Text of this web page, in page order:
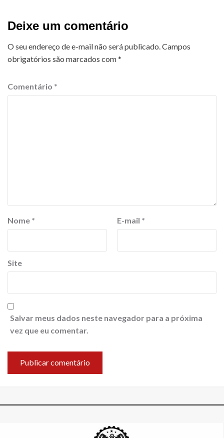
Deixe um comentário
O seu endereço de e-mail não será publicado.Campos
obrigatórios são marcados com*
Comentário *
Nome * E-mail *
Site
Salvar meus dados neste navegador para a próxima
vez que eu comentar.